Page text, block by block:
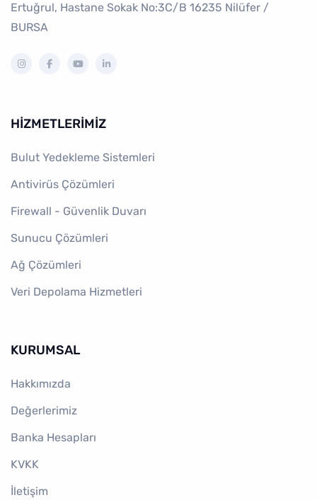
Ertuğrul, Hastane Sokak No:3C/B 16235 Ni̇lüfer /
BURSA
HIZMETLERIMIZ
Bulut Yedekleme Sistemleri
Antivirüs Çözümleri
Firewall - Güvenlik Duvarı
Sunucu Çözümleri
Ağ Çözümleri
Veri Depolama Hizmetleri
KURUMSAL
Hakkımızda
Değerlerimiz
Banka Hesapları
KVKK
İletişim